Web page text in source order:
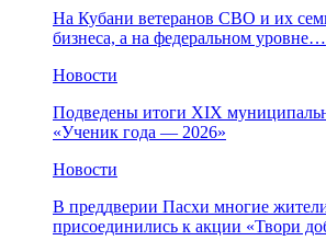
На Кубани ветеранов СВО и их
бизнеса, а на федеральном уровне…
Новости
Подведены итоги XIX
«Ученик года — 2026»
Новости
В преддверии Пасхи многие
присоединились к акции «Твори